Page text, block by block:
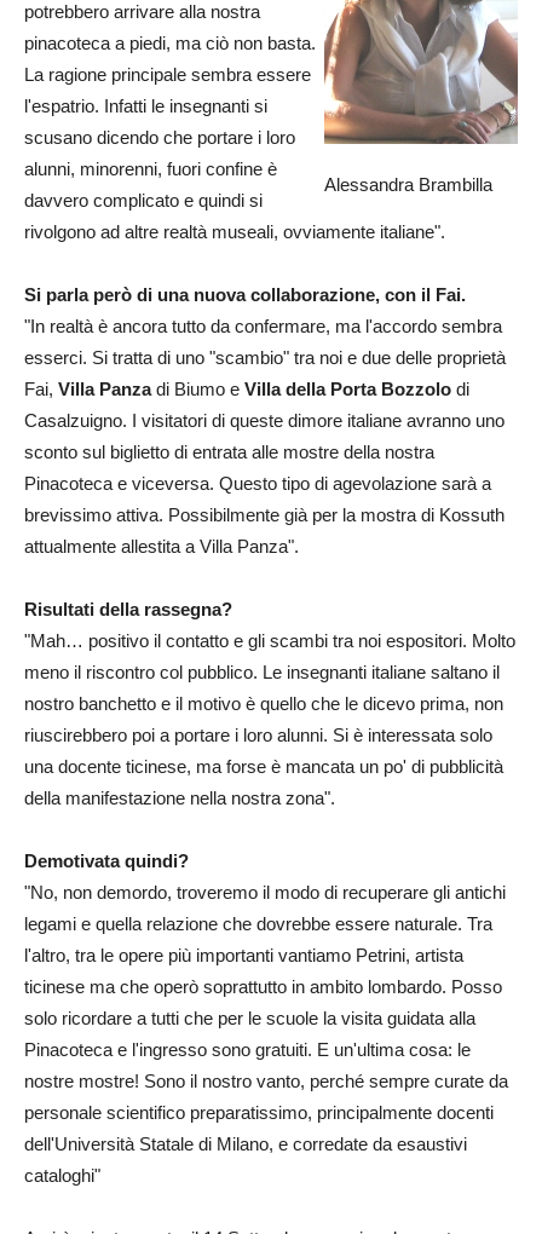
Alessandra Brambilla
potrebbero arrivare alla nostra
pinacoteca a piedi, ma ciò non basta.
La ragione principale sembra essere
l'espatrio. Infatti le insegnanti si
scusano dicendo che portare i loro
alunni, minorenni, fuori confine è
davvero complicato e quindi si
rivolgono ad altre realtà museali, ovviamente italiane".
Si parla però di una nuova collaborazione, con il Fai.
"In realtà è ancora tutto da confermare, ma l'accordo sembra
esserci. Si tratta di uno "scambio" tra noi e due delle proprietà
Fai, Villa Panzadi Biumo e Villa della Porta Bozzolo di
Casalzuigno. I visitatori di queste dimore italiane avranno uno
sconto sul biglietto di entrata alle mostre della nostra
Pinacoteca e viceversa. Questo tipo di agevolazione sarà a
brevissimo attiva. Possibilmente già per la mostra di Kossuth
attualmente allestita a Villa Panza".
Risultati della rassegna?
"Mah… positivo il contatto e gli scambi tra noi espositori. Molto
meno il riscontro col pubblico. Le insegnanti italiane saltano il
nostro banchetto e il motivo è quello che le dicevo prima, non
riuscirebbero poi a portare i loro alunni. Si è interessata solo
una docente ticinese, ma forse è mancata un po' di pubblicità
della manifestazione nella nostra zona".
Demotivata quindi?
"No, non demordo, troveremo il modo di recuperare gli antichi
legami e quella relazione che dovrebbe essere naturale. Tra
l'altro, tra le opere più importanti vantiamo Petrini, artista
ticinese ma che operò soprattutto in ambito lombardo. Posso
solo ricordare a tutti che per le scuole la visita guidata alla
Pinacoteca e l'ingresso sono gratuiti. E un'ultima cosa: le
nostre mostre! Sono il nostro vanto, perché sempre curate da
personale scientifico preparatissimo, principalmente docenti
dell'Università Statale di Milano, e corredate da esaustivi
cataloghi"